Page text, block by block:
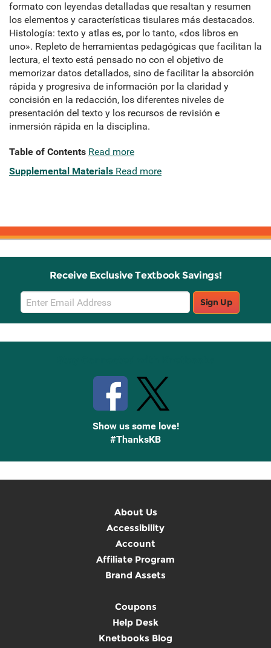
formato con leyendas detalladas que resaltan y resumen
los elementos y características tisulares más destacados.
Histología: texto y atlas es, por lo tanto, «dos libros en
uno». Repleto de herramientas pedagógicas que facilitan la
lectura, el texto está pensado no con el objetivo de
memorizar datos detallados, sino de facilitar la absorción
rápida y progresiva de información por la claridad y
concisión en la redacción, los diferentes niveles de
presentación del texto y los recursos de revisión e
inmersión rápida en la disciplina.
Table of Contents Read more
Supplemental Materials Read more
Receive Exclusive Textbook Savings!
Email
Sign
Up
Sign Up
Show us some love!
#ThanksKB
About Us
Accessibility
Account
Affiliate Program
Brand Assets
Coupons
Help Desk
Knetbooks Blog